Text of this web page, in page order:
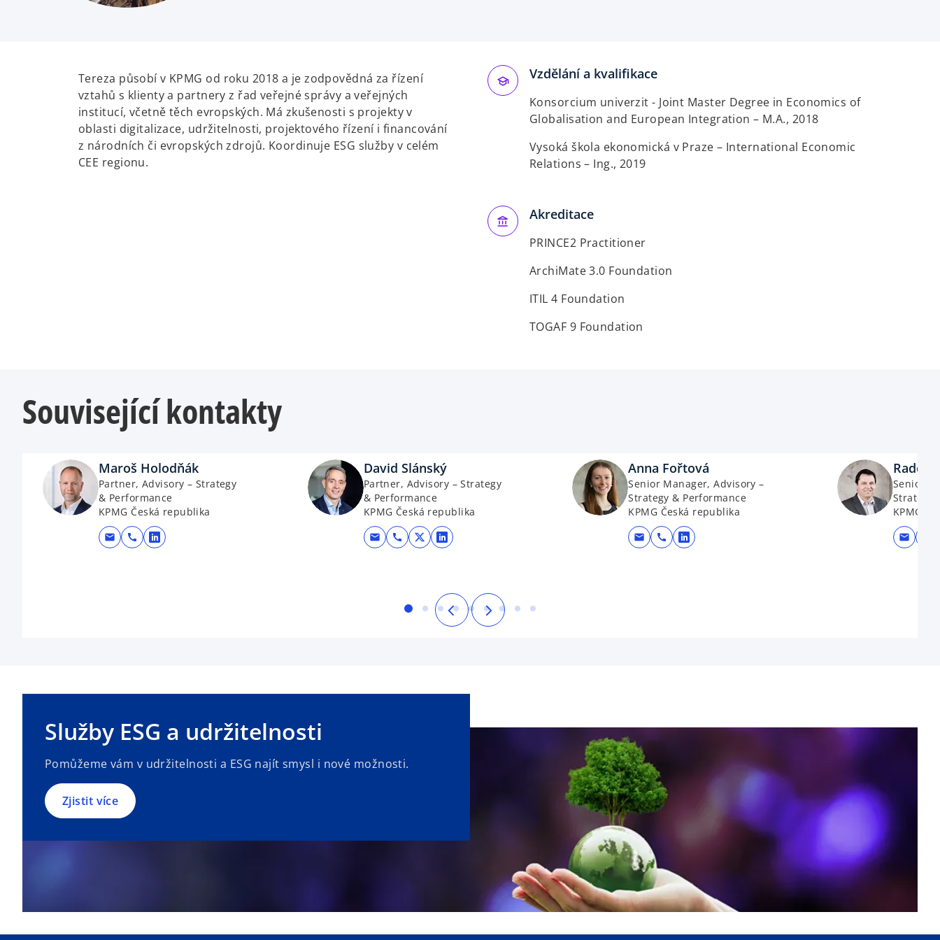
i
n
a
n
e
Tereza působí v KPMG od roku 2018 a je zodpovědná za řízení
vztahů s klienty a partnery z řad veřejné správy a veřejných
institucí, včetně těch evropských. Má zkušenosti s projekty v
oblasti digitalizace, udržitelnosti, projektového řízení i financování
z národních či evropských zdrojů. Koordinuje ESG služby v celém
CEE regionu.
Vzdělání a kvalifikace
Konsorcium univerzit - Joint Master Degree in Economics of
Globalisation and European Integration – M.A., 2018
Vysoká škola ekonomická v Praze – International Economic
Relations – Ing., 2019
Akreditace
PRINCE2 Practitioner
ArchiMate 3.0 Foundation
ITIL 4 Foundation
TOGAF 9 Foundation
Související kontakty
Maroš Holodňák
Partner, Advisory – Strategy
& Performance
KPMG Česká republika
mail call opens in a new tab
David Slánský
Partner, Advisory – Strategy
& Performance
KPMG Česká republika
mail call opens in a new tab
opens in a new tab
Anna Fořtová
Senior Manager, Advisory –
Strategy & Performance
KPMG Česká republika
mail call opens in a new tab
Radek
Senior
Strategy
KPMG
mail
Služby ESG a udržitelnosti
Pomůžeme vám v udržitelnosti a ESG najít smysl i nové možnosti.
Zjistit více